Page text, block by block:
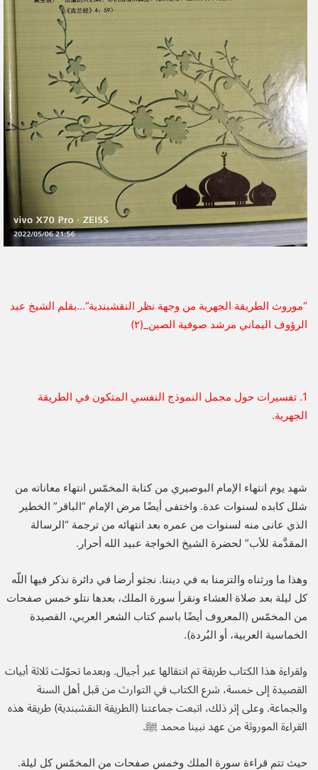
و
ن
ي
ا
“موروث الطريقة الجهرية من وجهة نظر النقشبندية”…بقلم الشيخ عبد
الرؤوف اليماني مرشد صوفية الصين_(٢)
1. تفسيرات حول مجمل النموذج النفسي المتكون في الطريقة
الجهرية.
شهد يوم انتهاء الإمام البوصيري من كتابة المخمّس انتهاء معاناته من
شلل كابده لسنوات عدة. واختفى أيضًا مرض الإمام “الباقر” الخطير
الذي عانى منه لسنوات من عمره بعد انتهائه من ترجمة “الرسالة
المقدَّمة للأب” لحضرة الشيخ الخواجة عبيد الله أحرار.
وهذا ما ورثناه والتزمنا به في ديننا. نجثو أرضا في دائرة نذكر فيها اللّه
كل ليلة بعد صلاة العشاء ونقرأ سورة الملك، بعدها نتلو خمس صفحات
من المخمّس (المعروف أيضًا باسم كتاب الشعر العربي، القصيدة
الخماسية العربية، أو البُردة).
ولقراءة هذا الكتاب طريقة تم انتقالها عبر أجيال. وبعدما تحوّلت ثلاثة أبيات
القصيدة إلى خمسة، شرع الكتاب في التوارث من قبل أهل السنة
والجماعة. وعلى إثر ذلك، اتبعت جماعتنا (الطريقة النقشبندية) طريقة هذه
القراءة الموروثة من عهد نبينا محمد ﷺ.
حيث تتم قراءة سورة الملك وخمس صفحات من المخمّس كل ليلة.